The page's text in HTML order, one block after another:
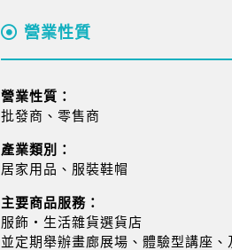
營業性質
營業性質：
批發商、零售商
產業類別：
居家用品、服裝鞋帽
主要商品服務：
服飾・生活雜貨選貨店
並定期舉辦畫廊展場、體驗型講座、